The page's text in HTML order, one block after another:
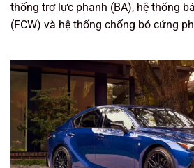
thống trợ lực phanh (BA), hệ thống
(FCW) và hệ thống chống bó cứng